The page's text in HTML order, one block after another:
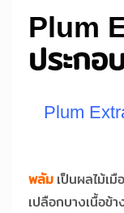
Plum
ประกอ
Plum
พลัม เป็นผลไม้เ
เปลือกบางเนื้อข้